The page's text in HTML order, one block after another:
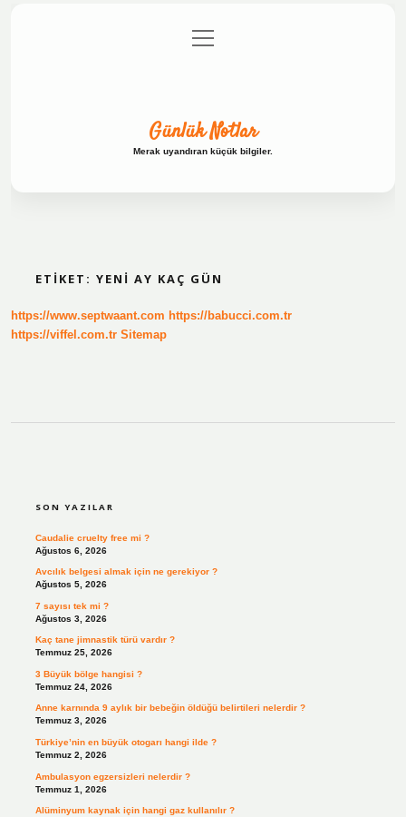
Gizlilik Politikası
menüyü
aç
Günlük Notlar
Merak uyandıran küçük bilgiler.
ETIKET: YENI AY KAÇ GÜN
https://www.septwaant.com https://babucci.com.tr
https://viffel.com.tr Sitemap
SON YAZILAR
Caudalie cruelty free mi ?
Ağustos 6, 2026
Avcılık belgesi almak için ne gerekiyor ?
Ağustos 5, 2026
7 sayısı tek mi ?
Ağustos 3, 2026
Kaç tane jimnastik türü vardır ?
Temmuz 25, 2026
3 Büyük bölge hangisi ?
Temmuz 24, 2026
Anne karnında 9 aylık bir bebeğin öldüğü belirtileri nelerdir ?
Temmuz 3, 2026
Türkiye’nin en büyük otogarı hangi ilde ?
Temmuz 2, 2026
Ambulasyon egzersizleri nelerdir ?
Temmuz 1, 2026
Alüminyum kaynak için hangi gaz kullanılır ?